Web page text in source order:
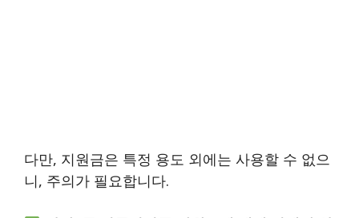
다만, 지원금은 특정 용도 외에는 사용할 수 없으
니, 주의가 필요합니다.